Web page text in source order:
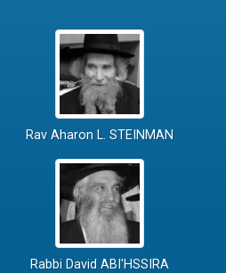
Rav Aharon L. STEINMAN
Rabbi David ABI'HSSIRA